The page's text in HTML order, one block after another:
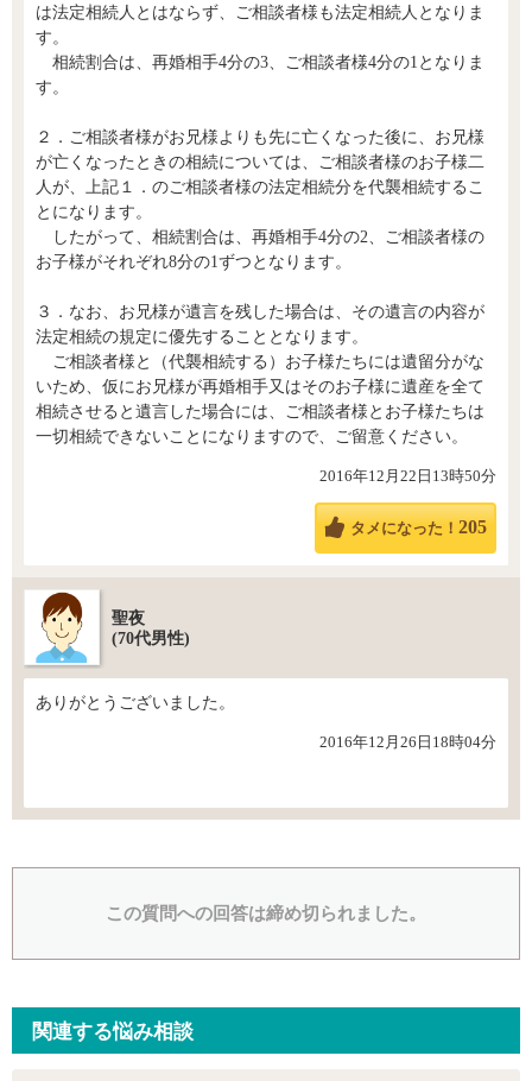
は法定相続人とはならず、ご相談者様も法定相続人となりま
す。
相続割合は、再婚相手4分の3、ご相談者様4分の1となりま
す。
２．ご相談者様がお兄様よりも先に亡くなった後に、お兄様
が亡くなったときの相続については、ご相談者様のお子様二
人が、上記１．のご相談者様の法定相続分を代襲相続するこ
とになります。
したがって、相続割合は、再婚相手4分の2、ご相談者様の
お子様がそれぞれ8分の1ずつとなります。
３．なお、お兄様が遺言を残した場合は、その遺言の内容が
法定相続の規定に優先することとなります。
ご相談者様と（代襲相続する）お子様たちには遺留分がな
いため、仮にお兄様が再婚相手又はそのお子様に遺産を全て
相続させると遺言した場合には、ご相談者様とお子様たちは
一切相続できないことになりますので、ご留意ください。
2016年12月22日13時50分
タメになった！ 205
聖夜
(70代男性)
ありがとうございました。
2016年12月26日18時04分
この質問への回答は締め切られました。
関連する悩み相談